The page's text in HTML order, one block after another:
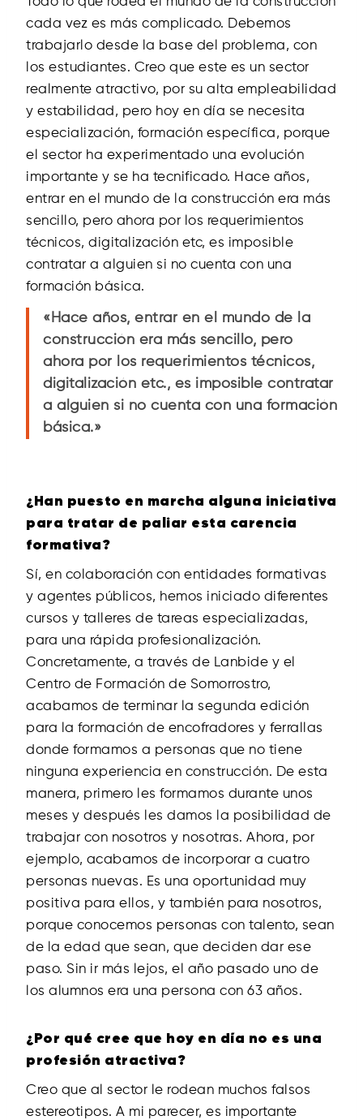
cada vez es más complicado. Debemos
trabajarlo desde la base del problema, con
los estudiantes. Creo que este es un sector
realmente atractivo, por su alta empleabilidad
y estabilidad, pero hoy en día se necesita
especialización, formación específica, porque
el sector ha experimentado una evolución
importante y se ha tecnificado. Hace años,
entrar en el mundo de la construcción era más
sencillo, pero ahora por los requerimientos
técnicos, digitalización etc, es imposible
contratar a alguien si no cuenta con una
formación básica.
«Hace años, entrar en el mundo de la
construcción era más sencillo, pero
ahora por los requerimientos técnicos,
digitalización etc., es imposible contratar
a alguien si no cuenta con una formación
básica.»
¿Han puesto en marcha alguna iniciativa
para tratar de paliar esta carencia
formativa?
Sí, en colaboración con entidades formativas
y agentes públicos, hemos iniciado diferentes
cursos y talleres de tareas especializadas,
para una rápida profesionalización.
Concretamente, a través de Lanbide y el
Centro de Formación de Somorrostro,
acabamos de terminar la segunda edición
para la formación de encofradores y ferrallas
donde formamos a personas que no tiene
ninguna experiencia en construcción. De esta
manera, primero les formamos durante unos
meses y después les damos la posibilidad de
trabajar con nosotros y nosotras. Ahora, por
ejemplo, acabamos de incorporar a cuatro
personas nuevas. Es una oportunidad muy
positiva para ellos, y también para nosotros,
porque conocemos personas con talento, sean
de la edad que sean, que deciden dar ese
paso. Sin ir más lejos, el año pasado uno de
los alumnos era una persona con 63 años.
¿Por qué cree que hoy en día no es una
profesión atractiva?
Creo que al sector le rodean muchos falsos
estereotipos. A mi parecer, es importante